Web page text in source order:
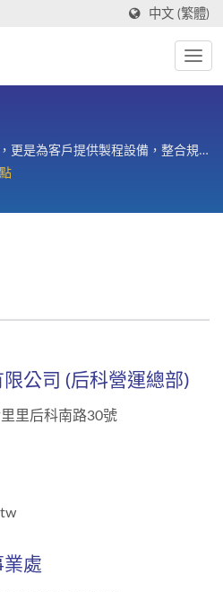
中文 (繁體)
更是為客戶提供製程設備，整合規
後服務的策略合作夥伴。
公司 (后科營運總部)
里后科南路30號
處